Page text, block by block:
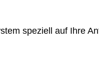
speziell auf Ihre